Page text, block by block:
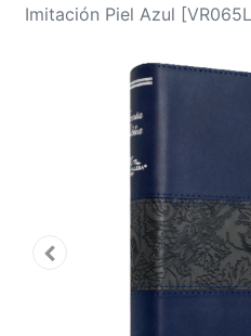
Imitación Piel Azul